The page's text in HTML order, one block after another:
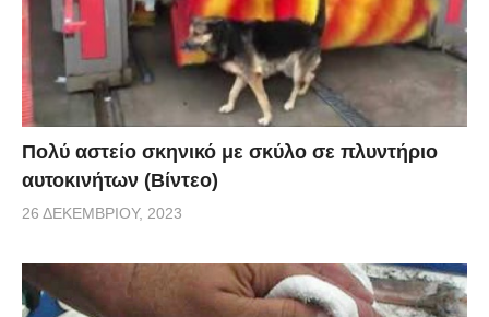
Πολύ αστείο σκηνικό με σκύλο σε πλυντήριο
αυτοκινήτων (Βίντεο)
26 ΔΕΚΕΜΒΡΊΟΥ, 2023